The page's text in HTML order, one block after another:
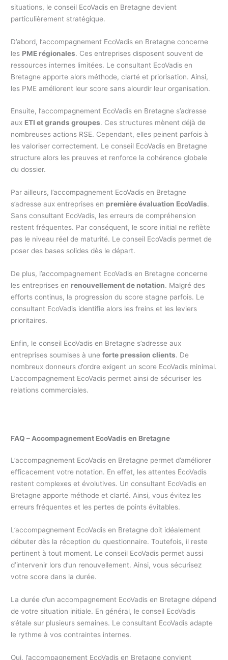
situations, le conseil EcoVadis en Bretagne devient
particulièrement stratégique.
D’abord, l’accompagnement EcoVadis en Bretagne concerne
les PME régionales. Ces entreprises disposent souvent de
ressources internes limitées. Le consultant EcoVadis en
Bretagne apporte alors méthode, clarté et priorisation. Ainsi,
les PME améliorent leur score sans alourdir leur organisation.
Ensuite, l’accompagnement EcoVadis en Bretagne s’adresse
aux ETI et grands groupes. Ces structures mènent déjà de
nombreuses actions RSE. Cependant, elles peinent parfois à
les valoriser correctement. Le conseil EcoVadis en Bretagne
structure alors les preuves et renforce la cohérence globale
du dossier.
Par ailleurs, l’accompagnement EcoVadis en Bretagne
s’adresse aux entreprises en première évaluation EcoVadis.
Sans consultant EcoVadis, les erreurs de compréhension
restent fréquentes. Par conséquent, le score initial ne reflète
pas le niveau réel de maturité. Le conseil EcoVadis permet de
poser des bases solides dès le départ.
De plus, l’accompagnement EcoVadis en Bretagne concerne
les entreprises en renouvellement de notation. Malgré des
efforts continus, la progression du score stagne parfois. Le
consultant EcoVadis identifie alors les freins et les leviers
prioritaires.
Enfin, le conseil EcoVadis en Bretagne s’adresse aux
entreprises soumises à uneforte pression clients. De
nombreux donneurs d’ordre exigent un score EcoVadis minimal.
L’accompagnement EcoVadis permet ainsi de sécuriser les
relations commerciales.
FAQ – Accompagnement EcoVadis en Bretagne
L’accompagnement EcoVadis en Bretagne permet d’améliorer
efficacement votre notation. En effet, les attentes EcoVadis
restent complexes et évolutives. Un consultant EcoVadis en
Bretagne apporte méthode et clarté. Ainsi, vous évitez les
erreurs fréquentes et les pertes de points évitables.
L’accompagnement EcoVadis en Bretagne doit idéalement
débuter dès la réception du questionnaire. Toutefois, il reste
pertinent à tout moment. Le conseil EcoVadis permet aussi
d’intervenir lors d’un renouvellement. Ainsi, vous sécurisez
votre score dans la durée.
La durée d’un accompagnement EcoVadis en Bretagne dépend
de votre situation initiale. En général, le conseil EcoVadis
s’étale sur plusieurs semaines. Le consultant EcoVadis adapte
le rythme à vos contraintes internes.
Oui, l’accompagnement EcoVadis en Bretagne convient